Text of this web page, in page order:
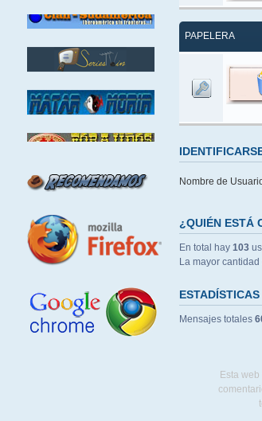
PAPELERA
Nombre de
¿QUIÉN ESTÁ
En total hay 103
La mayor
ESTADÍSTICAS
Mensajes totales
Esta